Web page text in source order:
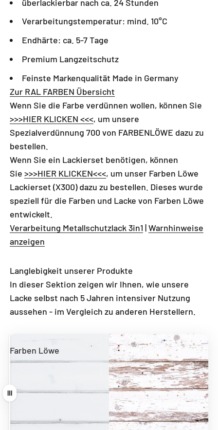
überlackierbar nach ca. 24 Stunden
Verarbeitungstemperatur: mind. 10°C
Endhärte: ca. 5-7 Tage
Premium Langzeitschutz
Feinste Markenqualität Made in Germany
Zur RAL FARBEN Übersicht
Wenn Sie die Farbe verdünnen wollen, können Sie
>>>HIER KLICKEN <<<, um unsere
Spezialverdünnung 700 von FARBENLÖWE dazu zu
bestellen.
Wenn Sie ein Lackierset benötigen, können
Sie >>>HIER KLICKEN<<<, um unser Farben Löwe
Lackierset (X300) dazu zu bestellen. Dieses wurde
speziell für die Farben und Lacke von Farben Löwe
entwickelt.
Verarbeitung Metallschutzlack 3in1 |Warnhinweise
anzeigen
Langlebigkeit unserer Produkte
In dieser Sektion zeigen wir Ihnen, wie unsere
Lacke selbst nach 5 Jahren intensiver Nutzung
aussehen - im Vergleich zu anderen Herstellern.
Farben Löwe
Andere Hersteller
Ziehen